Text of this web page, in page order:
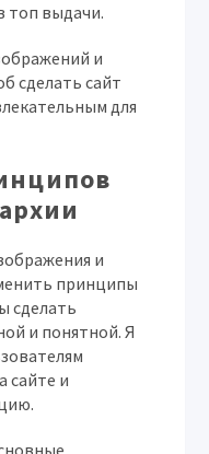
топ выдачи.
и
сделать сайт
для
и
принципы
сделать
и понятной. Я
сайте и